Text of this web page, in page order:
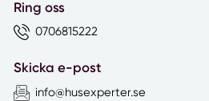
Ring oss
0706815222
Skicka e-post
info@husexperter.se